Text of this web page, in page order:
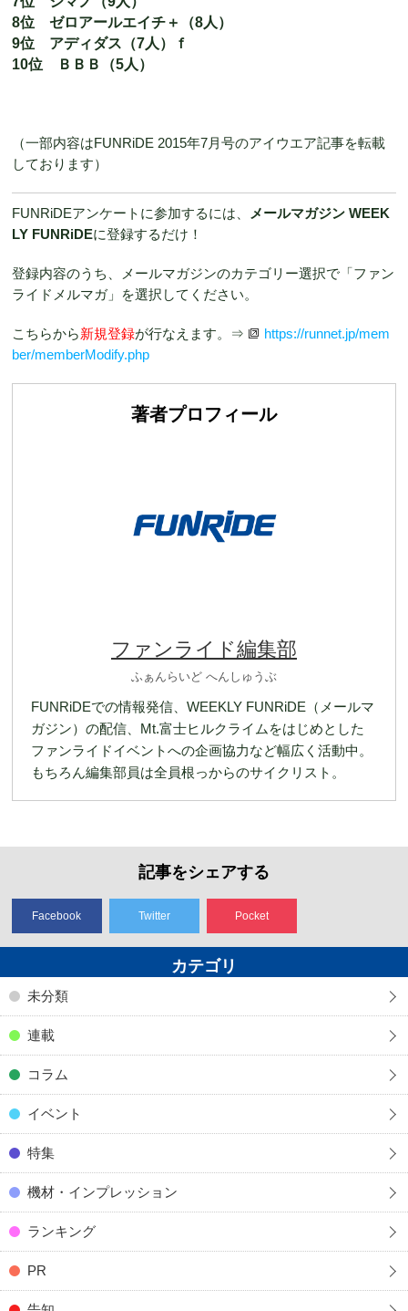
8位 ゼロアールエイチ＋（8人）
9位 アディダス（7人）ｆ
10位 ＢＢＢ（5人）
（一部内容はFUNRiDE 2015年7月号のアイウエア記事を転載
しております）
FUNRiDEアンケートに参加するには、
メールマガジン WEEK
LY FUNRiDEに登録するだけ！
登録内容のうち、メールマガジンのカテゴリー選択で「ファン
ライドメルマガ」を選択してください。
こちらから新規登録が行なえます。⇒
https://runnet.jp/mem
ber/memberModify.php
著者プロフィール
ファンライド編集部
ふぁんらいど へんしゅうぶ
FUNRiDEでの情報発信、WEEKLY FUNRiDE（メールマ
ガジン）の配信、Mt.富士ヒルクライムをはじめとした
ファンライドイベントへの企画協力など幅広く活動中。
もちろん編集部員は全員根っからのサイクリスト。
記事をシェアする
Facebook Twitter Pocket
カテゴリ
未分類
連載
コラム
イベント
特集
機材・インプレッション
ランキング
PR